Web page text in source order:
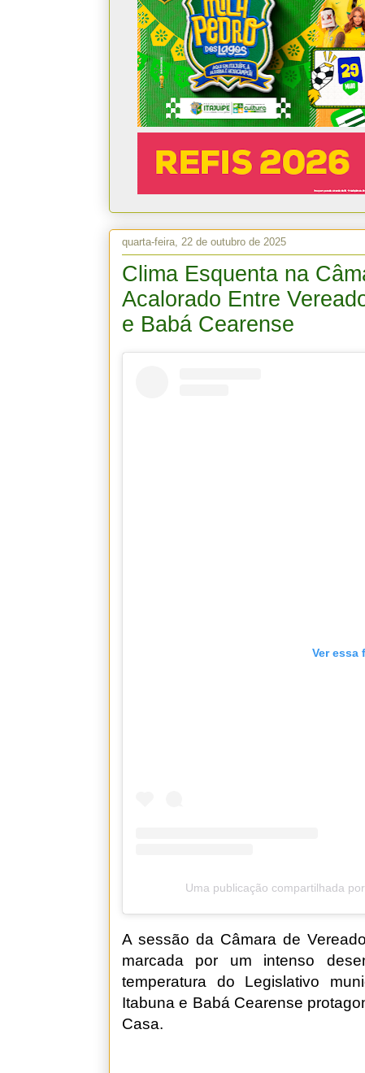
quarta-feira, 22 de outubro de 2025
Clima Esquenta na
Acalorado Entre
e Babá Cearense
Ver essa
Uma publicação compartilhada
A sessão da Câmara de
marcada por um intenso
temperatura do Legislativo
Itabuna e Babá Cearense
Casa.